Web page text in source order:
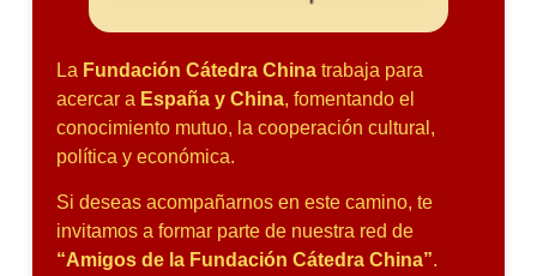
La Fundación Cátedra China trabaja para
acercar a España y China, fomentando el
conocimiento mutuo, la cooperación cultural,
política y económica.
Si deseas acompañarnos en este camino, te
invitamos a formar parte de nuestra red de
“Amigos de la Fundación Cátedra China”.